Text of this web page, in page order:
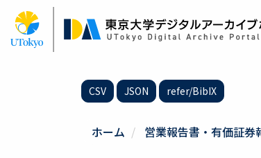
ン
CSV JSON refer/BibIX
ホーム 営業報告書・有価証券